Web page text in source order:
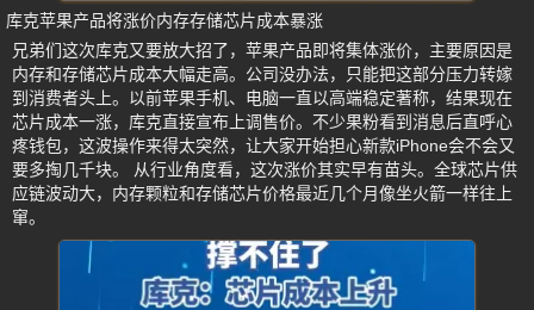
库克苹果产品将涨价内存存储芯片成本暴涨
兄弟们这次库克又要放大招了，苹果产品即将集体涨价，主要原因是
内存和存储芯片成本大幅走高。公司没办法，只能把这部分压力转嫁
到消费者头上。以前苹果手机、电脑一直以高端稳定著称，结果现在
芯片成本一涨，库克直接宣布上调售价。不少果粉看到消息后直呼心
疼钱包，这波操作来得太突然，让大家开始担心新款iPhone会不会又
要多掏几千块。 从行业角度看，这次涨价其实早有苗头。全球芯片供
应链波动大，内存颗粒和存储芯片价格最近几个月像坐火箭一样往上
窜。